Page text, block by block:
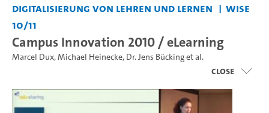
Digitalisierung von Lehren und Lernen
WiSe
10/11
Campus Innovation 2010 / eLearning
Marcel Dux,Michael Heinecke, Dr. Jens Bückinget al.
close